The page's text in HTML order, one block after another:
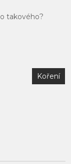
takového?
Koření